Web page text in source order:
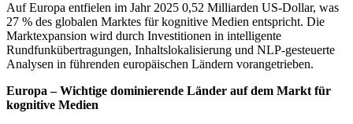
Auf Europa entfielen im Jahr 2025 0,52 Milliarden US-Dollar, was
27 % des globalen Marktes für kognitive Medien entspricht. Die
Marktexpansion wird durch Investitionen in intelligente
Rundfunkübertragungen, Inhaltslokalisierung und NLP-gesteuerte
Analysen in führenden europäischen Ländern vorangetrieben.
Europa – Wichtige dominierende Länder auf dem Markt für
kognitive Medien